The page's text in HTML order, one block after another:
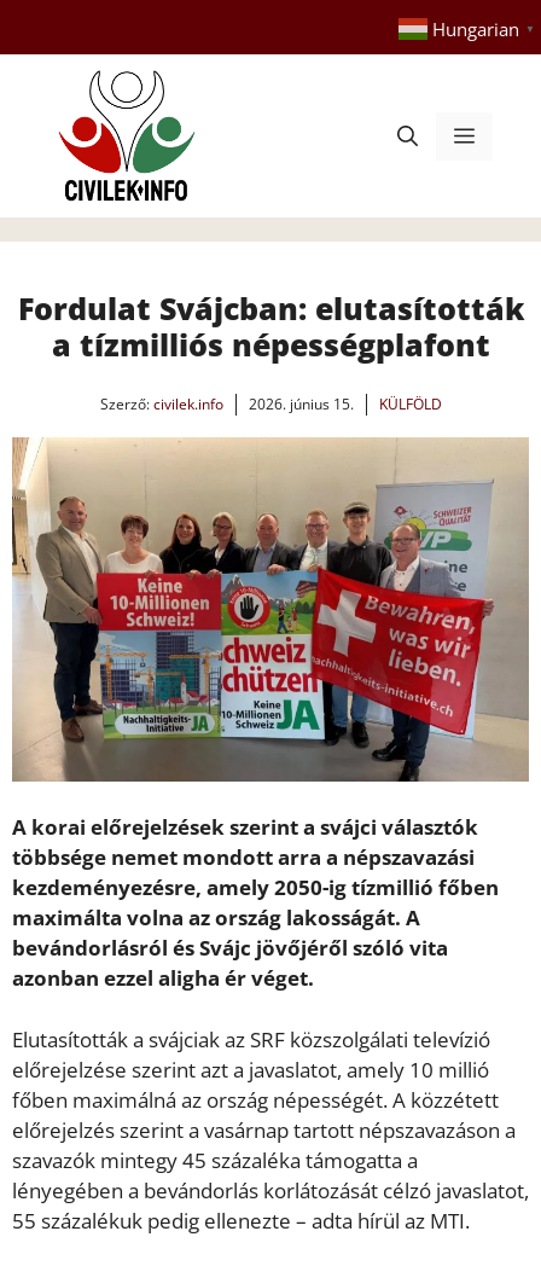
tartalomba
Hungarian ▼
Menü
Fordulat Svájcban: elutasították
a tízmilliós népességplafont
Szerző:civilek.info 2026. június 15. KÜLFÖLD
A korai előrejelzések szerint a svájci választók
többsége nemet mondott arra a népszavazási
kezdeményezésre, amely 2050-ig tízmillió főben
maximálta volna az ország lakosságát. A
bevándorlásról és Svájc jövőjéről szóló vita
azonban ezzel aligha ér véget.
Elutasították a svájciak az SRF közszolgálati televízió
előrejelzése szerint azt a javaslatot, amely 10 millió
főben maximálná az ország népességét. A közzétett
előrejelzés szerint a vasárnap tartott népszavazáson a
szavazók mintegy 45 százaléka támogatta a
lényegében a bevándorlás korlátozását célzó javaslatot,
55 százalékuk pedig ellenezte – adta hírül az MTI.